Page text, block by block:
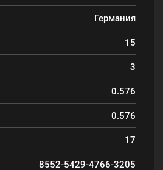
Германия
15
3
0.576
0.576
17
8552-5429-4766-3205